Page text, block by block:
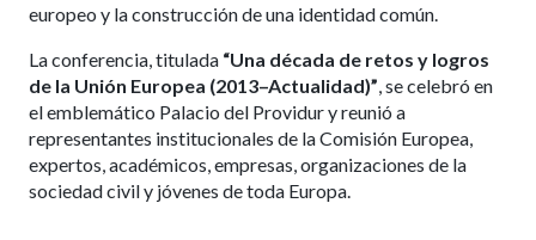
europeo y la construcción de una identidad común.
La conferencia, titulada “Una década de retos y logros
de la Unión Europea (2013–Actualidad)” , se celebró en
el emblemático Palacio del Providur y reunió a
representantes institucionales de la Comisión Europea,
expertos, académicos, empresas, organizaciones de la
sociedad civil y jóvenes de toda Europa.